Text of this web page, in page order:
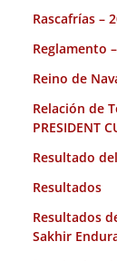
Rascafrías –
Reglamento
Reino de
Relación de
PRESIDENT
Resultado
Resultados
Resultados
Sakhir